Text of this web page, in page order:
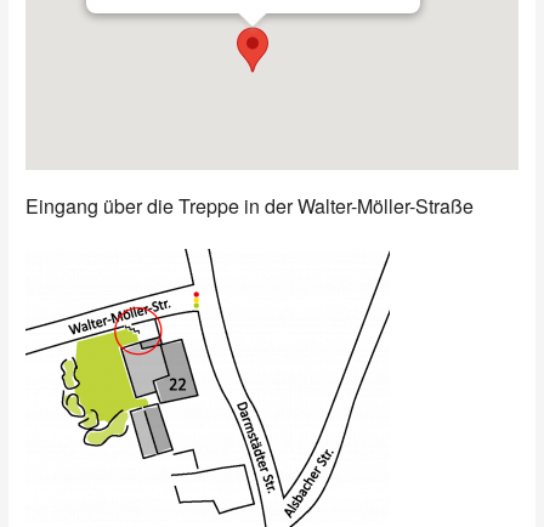
Eingang über die Treppe in der Walter-Möller-Straße